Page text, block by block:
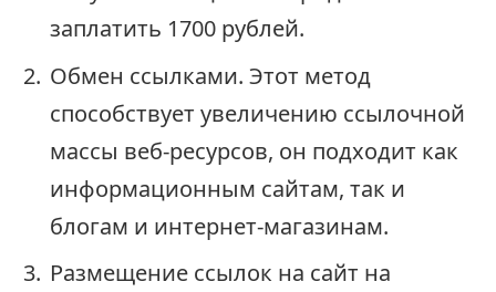
заплатить 1700 рублей.
Обмен ссылками. Этот метод
способствует увеличению ссылочной
массы веб-ресурсов, он подходит как
информационным сайтам, так и
блогам и интернет-магазинам.
Размещение ссылок на сайт на